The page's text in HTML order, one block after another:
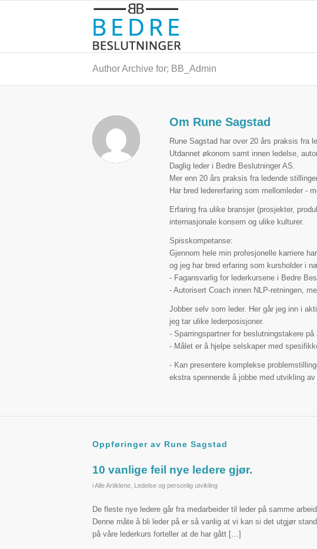
Author Archive for; BB_Admin
Om Rune Sagstad
Rune Sagstad har over 20 års praksis fra
Utdannet økonom samt innen ledelse,
Daglig leder i Bedre Beslutninger AS.
Mer enn 20 års praksis fra ledende
Har bred ledererfaring som mellomleder -
Erfaring fra ulike bransjer (prosjekter,
internasjonale konsern og ulike kulturer.
Spisskompetanse:
Gjennom hele min profesjonelle karriere
og jeg har bred erfaring som kursholder i
- Fagansvarlig for lederkursene i Bedre
- Autorisert Coach innen NLP-retningen,
Jobber selv som leder. Her går jeg inn i
jeg tar ulike lederposisjoner.
- Sparringspartner for beslutningstakere
- Målet er å hjelpe selskaper med
- Kan presentere komplekse
ekstra spennende å jobbe med utvikling
Oppføringer av Rune Sagstad
10 vanlige feil nye ledere gjør.
iAlle Artiklene Ledelse og personlig utvikling
De fleste nye ledere går fra medarbeider til leder på samme
Denne måte å bli leder på er så vanlig at vi kan si det utgjør
på våre lederkurs forteller at de har gått […]